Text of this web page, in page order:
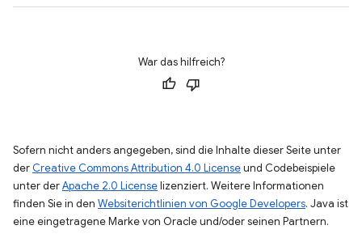
War das hilfreich?
Sofern nicht anders angegeben, sind die Inhalte dieser Seite unter
der Creative Commons Attribution 4.0 Licenseund Codebeispiele
unter derApache 2.0 Licenselizenziert. Weitere Informationen
finden Sie in den Websiterichtlinien von Google Developers. Java ist
eine eingetragene Marke von Oracle und/oder seinen Partnern.